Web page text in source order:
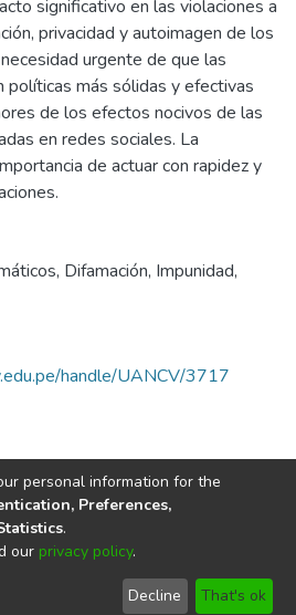
significativo en las violaciones a
privacidad y autoimagen de los
urgente de que las
políticas más sólidas y efectivas
de los efectos nocivos de las
en redes sociales. La
de actuar con rapidez y
, Difamación, Impunidad,
handle/UANCV/3717
© 2002-2026
End User
Send
personal information for the
Preferences,
.
our privacy policy.
Decline That's ok